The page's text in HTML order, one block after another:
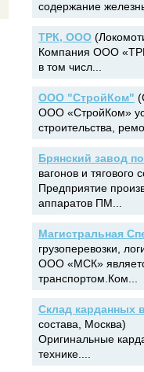
содержание
ТРК, ООО
Компания ООО
в том числ...
ООО "СтройКом"
ООО «СтройКом»
строительства,
Брянский завод
вагонов и тягового
Предприятие
аппаратов ПМ...
Магистральная
грузоперевозки,
ООО «МСК»
транспортом.Ком...
Склад карданных
состава, Москва)
Оригинальные
технике....